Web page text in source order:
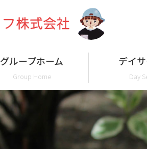
グループホーム
Group Home
デイ
Day